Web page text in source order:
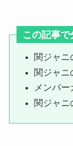
この記事で
関ジャニ
関ジャ
メンバ
関ジャニ